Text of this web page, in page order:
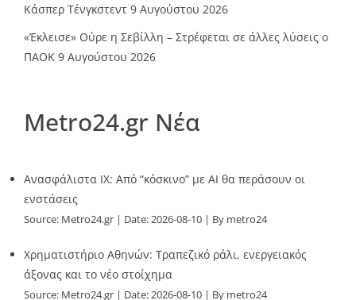
Κάσπερ Τένγκστεντ 9 Αυγούστου 2026
«Έκλεισε» Ούρε η Σεβίλλη – Στρέφεται σε άλλες λύσεις ο
ΠΑΟΚ 9 Αυγούστου 2026
Metro24.gr Νέα
Ανασφάλιστα ΙΧ: Από “κόσκινο” με AI θα περάσουν οι
ενστάσεις
Source: Metro24.gr Date: 2026-08-10 By metro24
Χρηματιστήριο Αθηνών: Τραπεζικό ράλι, ενεργειακός
άξονας και το νέο στοίχημα
Source: Metro24.gr Date: 2026-08-10 By metro24